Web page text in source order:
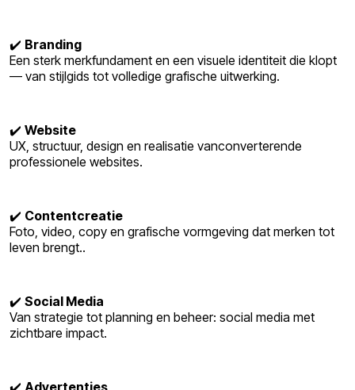
✔️ Branding
Een sterk merkfundament en een visuele identiteit die klopt
— van stijlgids tot volledige grafische uitwerking.
✔️ Website
UX, structuur, design en realisatie vanconverterende
professionele websites.
✔️ Contentcreatie
Foto, video, copy en grafische vormgeving dat merken tot
leven brengt..
✔️ Social Media
Van strategie tot planning en beheer: social media met
zichtbare impact.